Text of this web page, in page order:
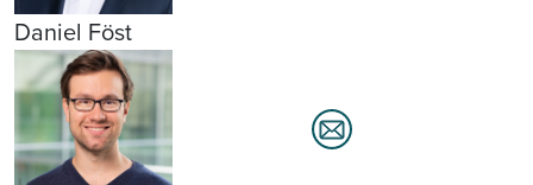
Daniel Föst